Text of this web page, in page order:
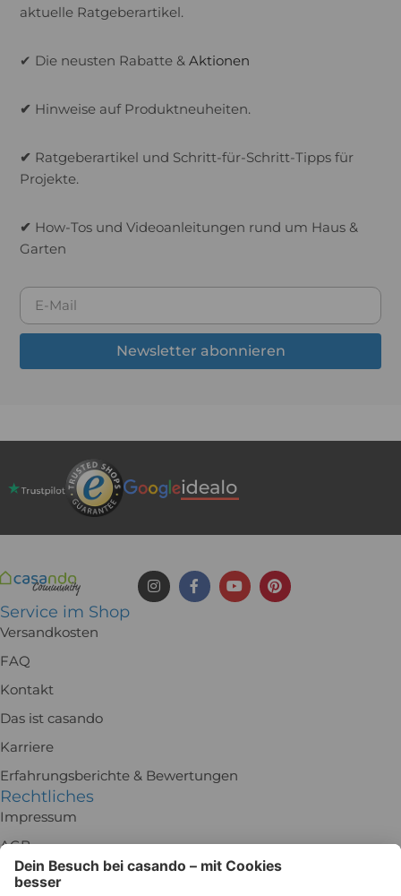
aktuelle Ratgeberartikel.
✔ Die neusten Rabatte &Aktionen
✔ Hinweise auf Produktneuheiten.
✔ Ratgeberartikel und Schritt-für-Schritt-Tipps für
Projekte.
✔ How-Tos und Videoanleitungen rund um Haus &
Garten
Newsletter abonnieren
Service im Shop
Versandkosten
FAQ
Kontakt
Das ist casando
Karriere
Erfahrungsberichte & Bewertungen
Rechtliches
Impressum
AGB
Rückgabe